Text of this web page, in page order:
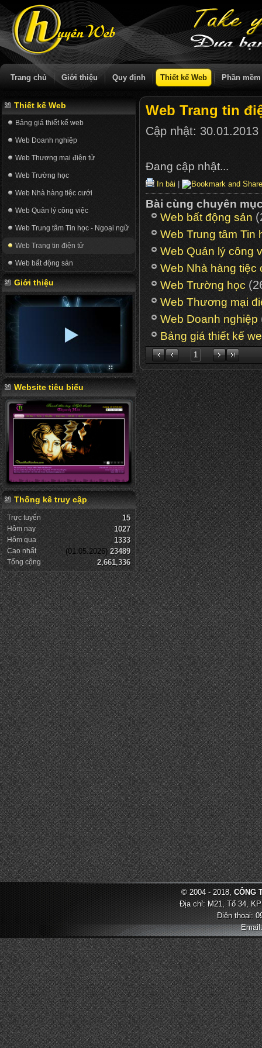
Trang chủ Giới thiệu Quy định Thiết kế Web Phần mềm
Thiết kế Web
Bảng giá thiết kế web
Web Doanh nghiệp
Web Thương mại điện tử
Web Trường học
Web Nhà hàng tiệc cưới
Web Quản lý công việc
Web Trung tâm Tin học - Ngoại ngữ
Web Trang tin điện tử
Web bất động sản
Giới thiệu
Website tiêu biểu
Thống kê truy cập
Trực tuyến 15
Hôm nay 1027
Hôm qua 1333
Cao nhất (01.05.2026)23489
Tổng cộng 2,661,336
Web Trang tin
Cập nhật: 30.01.2013
Đang cập nhật...
In bài
Bài cùng chuyên
Web bất động sản
Web Trung tâm Tin
Web Quản lý công
Web Nhà hàng tiệc
Web Trường học
Web Thương mại
Web Doanh nghiệp
Bảng giá thiết kế
1
© 2004 - 2018, CÔNG
Địa chỉ: M21, Tổ 34,
Điện thoại: